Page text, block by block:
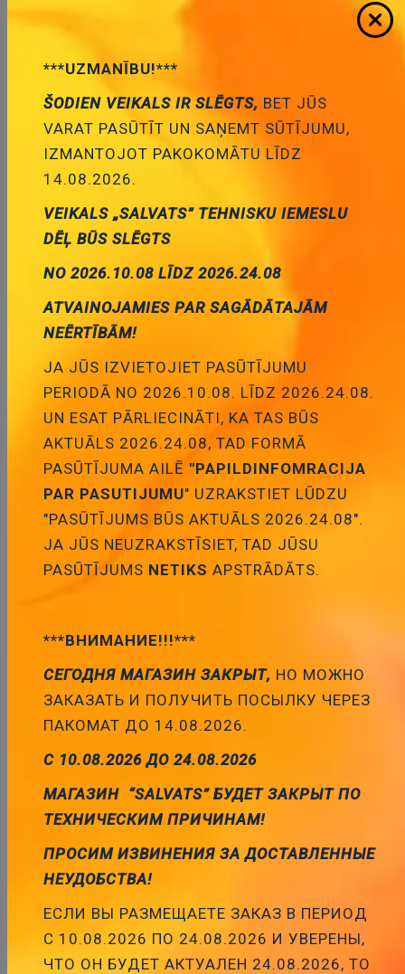
PT100-1020
stāvoklis:
Pievienot
grozam
PT1000-550, temperatūras devējs, 1000R,
12.3x2.1x0.9mm, cl.B 0,3 %, 3850ppm/°C, -70...550°C
Cena:4.43 €
00014750 Artikuls:PT1000-550
Noliktavas
stāvoklis: 2
grozam
3.85нppm/C, -50...+500C
Cena:2.83 €
00016039 Artikuls: PT106051
grozam
***UZMANĪBU!***
ŠODIEN VEIKALS IR SLĒGTS, BET JŪS
VARAT PASŪTĪT UN SAŅEMT SŪTĪJUMU,
IZMANTOJOT PAKOKOMĀTU LĪDZ
14.08.2026.
VEIKALS „SALVATS” TEHNISKU IEMESLU
DĒĻ BŪS SLĒGTS
NO 2026.10.08 LĪDZ 2026.24.08
ATVAINOJAMIES PAR SAGĀDĀTAJĀM
NEĒRTĪBĀM!
JA JŪS IZVIETOJIET PASŪTĪJUMU
PERIODĀ NO 2026.10.08. LĪDZ 2026.24.08.
UN ESAT PĀRLIECINĀTI, KA TAS BŪS
AKTUĀLS 2026.24.08, TAD FORMĀ
PASŪTĪJUMA AILĒ "PAPILDINFOMRACIJA
PAR PASUTIJUMU" UZRAKSTIET LŪDZU
"PASŪTĪJUMS BŪS AKTUĀLS 2026.24.08".
JA JŪS NEUZRAKSTĪSIET, TAD JŪSU
PASŪTĪJUMS NETIKS APSTRĀDĀTS.
***ВНИМАНИЕ!!!***
СЕГОДНЯ МАГАЗИН ЗАКРЫТ, НО МОЖНО
ЗАКАЗАТЬ И ПОЛУЧИТЬ ПОСЫЛКУ ЧЕРЕЗ
ПАКОМАТ ДО 14.08.2026.
С 10.08.2026 ДО 24.08.2026
МАГАЗИН “SALVATS” БУДЕТ ЗАКРЫТ ПО
ТЕХНИЧЕСКИМ ПРИЧИНАМ!
ПРОСИМ ИЗВИНЕНИЯ ЗА ДОСТАВЛЕННЫЕ
НЕУДОБСТВА!
ЕСЛИ ВЫ РАЗМЕЩАЕТЕ ЗАКАЗ В ПЕРИОД
С 10.08.2026 ПО 24.08.2026 И УВЕРЕНЫ,
ЧТО ОН БУДЕТ АКТУАЛЕН 24.08.2026, ТО